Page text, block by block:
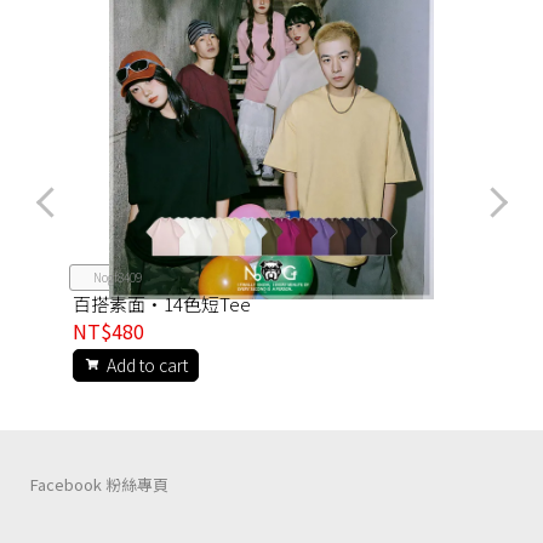
Nogf8409
百搭素面·14色短Tee
NT$480
Add to cart
Facebook 粉絲專頁